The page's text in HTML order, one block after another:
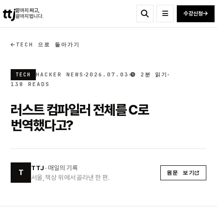
ttj끝까지 짜고,
끝까지 법니다.
수강신청
TECH 으로 돌아가기
TECH HACKER NEWS 2026.07.03
2분 읽기
138 READS
러스트 컴파일러 전체를 C로
번역했다고?
T
TTJ · 매일의 기록
서울, 책상 위에서 골라낸 한 편.
원문 보기